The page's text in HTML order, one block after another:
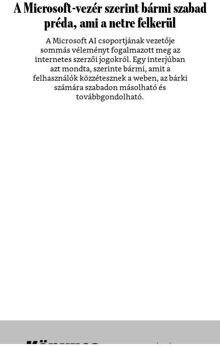
A Microsoft-vezér szerint bármi szabad
préda, ami a netre felkerül
A Microsoft AI csoportjának vezetője
sommás véleményt fogalmazott meg az
internetes szerzői jogokról. Egy interjúban
azt mondta, szerinte bármi, amit a
felhasználók közzétesznek a weben, az bárki
számára szabadon másolható és
továbbgondolható.